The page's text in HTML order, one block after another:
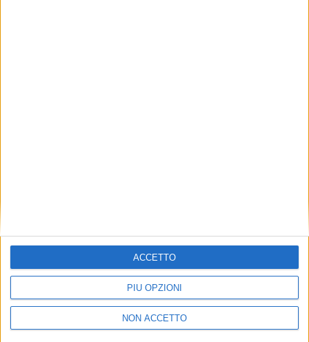
PIÙ OPZIONI
NON ACCETTO
ACCETTO